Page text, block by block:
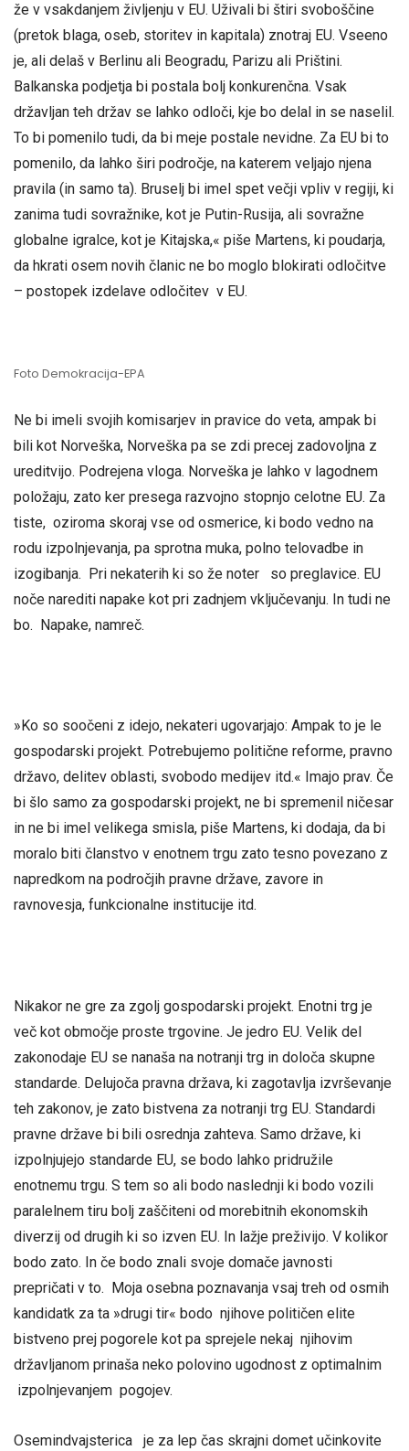
že v vsakdanjem življenju v EU. Uživali bi štiri svoboščine
(pretok blaga, oseb, storitev in kapitala) znotraj EU. Vseeno
je, ali delaš v Berlinu ali Beogradu, Parizu ali Prištini.
Balkanska podjetja bi postala bolj konkurenčna. Vsak
državljan teh držav se lahko odloči, kje bo delal in se naselil.
To bi pomenilo tudi, da bi meje postale nevidne. Za EU bi to
pomenilo, da lahko širi področje, na katerem veljajo njena
pravila (in samo ta). Bruselj bi imel spet večji vpliv v regiji, ki
zanima tudi sovražnike, kot je Putin-Rusija, ali sovražne
globalne igralce, kot je Kitajska,« piše Martens, ki poudarja,
da hkrati osem novih članic ne bo moglo blokirati odločitve
– postopek izdelave odločitev v EU.
Foto Demokracija-EPA
Ne bi imeli svojih komisarjev in pravice do veta, ampak bi
bili kot Norveška, Norveška pa se zdi precej zadovoljna z
ureditvijo. Podrejena vloga. Norveška je lahko v lagodnem
položaju, zato ker presega razvojno stopnjo celotne EU. Za
tiste, oziroma skoraj vse od osmerice, ki bodo vedno na
rodu izpolnjevanja, pa sprotna muka, polno telovadbe in
izogibanja. Pri nekaterih ki so že noter so preglavice. EU
noče narediti napake kot pri zadnjem vključevanju. In tudi ne
bo. Napake, namreč.
»Ko so soočeni z idejo, nekateri ugovarjajo: Ampak to je le
gospodarski projekt. Potrebujemo politične reforme, pravno
državo, delitev oblasti, svobodo medijev itd.« Imajo prav. Če
bi šlo samo za gospodarski projekt, ne bi spremenil ničesar
in ne bi imel velikega smisla, piše Martens, ki dodaja, da bi
moralo biti članstvo v enotnem trgu zato tesno povezano z
napredkom na področjih pravne države, zavore in
ravnovesja, funkcionalne institucije itd.
Nikakor ne gre za zgolj gospodarski projekt. Enotni trg je
več kot območje proste trgovine. Je jedro EU. Velik del
zakonodaje EU se nanaša na notranji trg in določa skupne
standarde. Delujoča pravna država, ki zagotavlja izvrševanje
teh zakonov, je zato bistvena za notranji trg EU. Standardi
pravne države bi bili osrednja zahteva. Samo države, ki
izpolnjujejo standarde EU, se bodo lahko pridružile
enotnemu trgu. S tem so ali bodo naslednji ki bodo vozili
paralelnem tiru bolj zaščiteni od morebitnih ekonomskih
diverzij od drugih ki so izven EU. In lažje preživijo. V kolikor
bodo zato. In če bodo znali svoje domače javnosti
prepričati v to. Moja osebna poznavanja vsaj treh od osmih
kandidatk za ta »drugi tir« bodo njihove političen elite
bistveno prej pogorele kot pa sprejele nekaj njihovim
državljanom prinaša neko polovino ugodnost z optimalnim
izpolnjevanjem pogojev.
Osemindvajsterica je za lep čas skrajni domet učinkovite